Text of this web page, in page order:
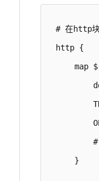
# 在http
http {
map
# 添加
}